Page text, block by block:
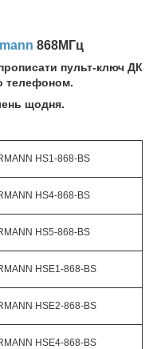
868МГц
пульт-ключ ДК
телефоном.
щодня.
HS1-868-BS
HS4-868-BS
HS5-868-BS
HSE1-868-BS
HSE2-868-BS
HSE4-868-BS